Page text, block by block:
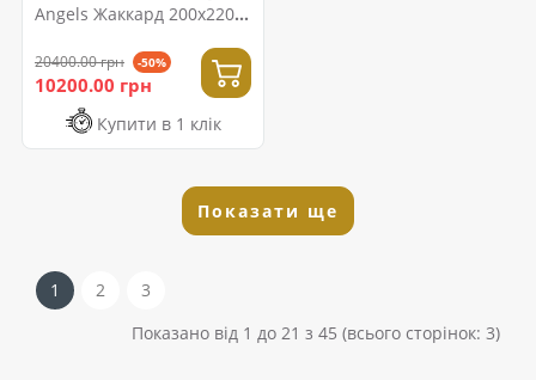
Angels Жаккард 200x220
20400.00 грн -50%
10200.00 грн
Купити в 1 клік
Показати ще
1 2
3
Показано від 1 до 21 з 45 (всього сторінок: 3)